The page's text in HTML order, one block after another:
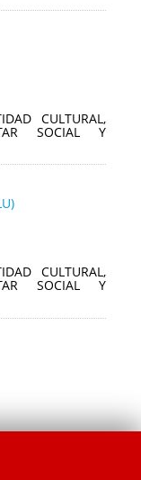
CULTURAL,
SOCIAL Y
CULTURAL,
SOCIAL Y